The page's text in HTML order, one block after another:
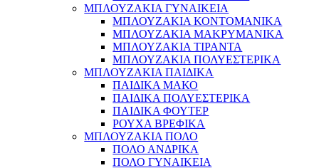
ΜΠΛΟΥΖΑΚΙΑ ΓΥΝΑΙΚΕΙΑ
ΜΠΛΟΥΖΑΚΙΑ ΚΟΝΤΟΜΑΝΙΚΑ
ΜΠΛΟΥΖΑΚΙΑ ΜΑΚΡΥΜΑΝΙΚΑ
ΜΠΛΟΥΖΑΚΙΑ ΤΙΡΑΝΤΑ
ΜΠΛΟΥΖΑΚΙΑ ΠΟΛΥΕΣΤΕΡΙΚΑ
ΜΠΛΟΥΖΑΚΙΑ ΠΑΙΔΙΚΑ
ΠΑΙΔΙΚΑ ΜΑΚΟ
ΠΑΙΔΙΚΑ ΠΟΛΥΕΣΤΕΡΙΚΑ
ΠΑΙΔΙΚΑ ΦΟΥΤΕΡ
ΡΟΥΧΑ ΒΡΕΦΙΚΑ
ΜΠΛΟΥΖΑΚΙΑ ΠΟΛΟ
ΠΟΛΟ ΑΝΔΡΙΚΑ
ΠΟΛΟ ΓΥΝΑΙΚΕΙΑ